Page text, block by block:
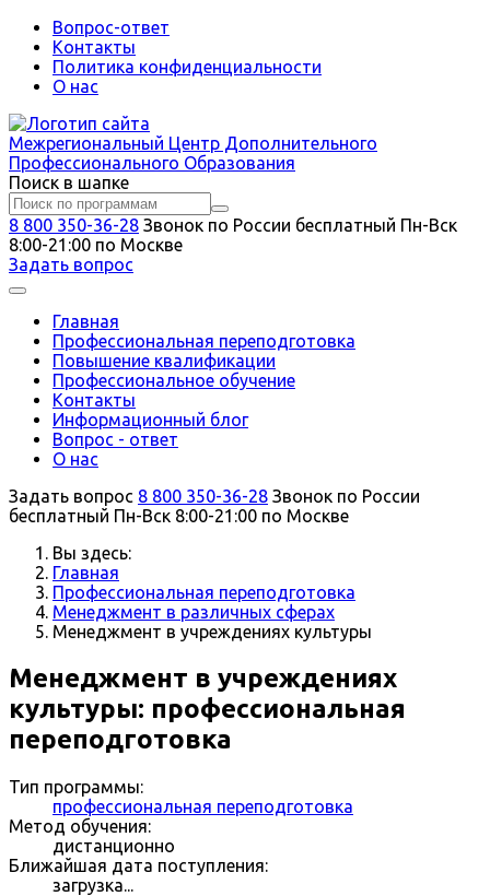
Вопрос-ответ
Контакты
Политика конфиденциальности
О нас
Межрегиональный Центр Дополнительного
Профессионального Образования
Поиск в шапке
8 800 350-36-28 Звонок по России бесплатный Пн-Вск
8:00-21:00 по Москве
Задать вопрос
Главная
Профессиональная переподготовка
Повышение квалификации
Профессиональное обучение
Контакты
Информационный блог
Вопрос - ответ
О нас
Задать вопрос 8 800 350-36-28 Звонок по России
бесплатный Пн-Вск 8:00-21:00 по Москве
Вы здесь:
Главная
Профессиональная переподготовка
Менеджмент в различных сферах
Менеджмент в учреждениях культуры
Менеджмент в учреждениях
культуры: профессиональная
переподготовка
Тип программы:
профессиональная переподготовка
Метод обучения:
дистанционно
Ближайшая дата поступления:
загрузка...